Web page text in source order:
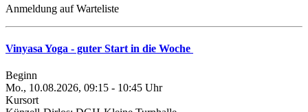
Anmeldung auf Warteliste
Vinyasa Yoga - guter Start in die Woche
Beginn
Mo., 10.08.2026, 09:15 - 10:45 Uhr
Kursort